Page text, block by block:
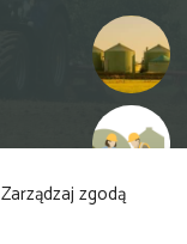
Zarządzaj zgodą